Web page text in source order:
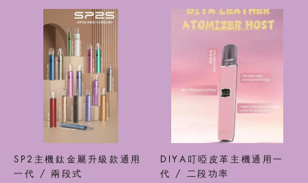
SP2主機鈦金屬升級款通用
一代 / 兩段式
DIYA叮啞皮革主機通用一
代 / 二段功率